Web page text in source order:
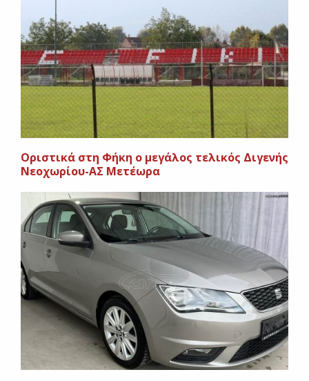
Oριστικά στη Φήκη ο μεγάλος τελικός Διγενής
Νεοχωρίου-ΑΣ Μετέωρα